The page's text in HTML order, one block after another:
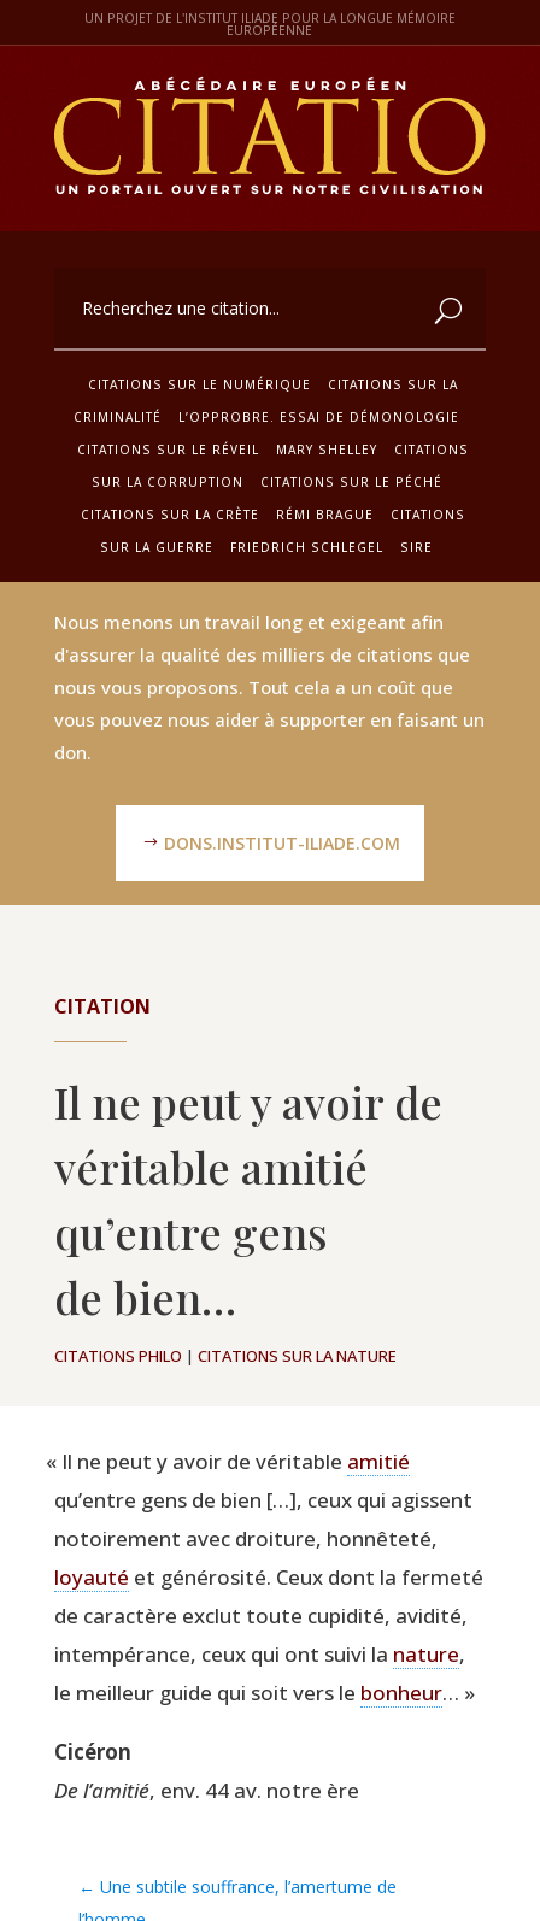
UN PROJET DE L'INSTITUT ILIADE POUR LA LONGUE MÉMOIRE
EUROPÉENNE
CITATIONS SUR LE NUMÉRIQUE
CITATIONS SUR LA
CRIMINALITÉ
L’OPPROBRE. ESSAI DE DÉMONOLOGIE
CITATIONS SUR LE RÉVEIL
MARY SHELLEY
CITATIONS
SUR LA CORRUPTION
CITATIONS SUR LE PÉCHÉ
CITATIONS SUR LA CRÈTE
RÉMI BRAGUE
CITATIONS
SUR LA GUERRE
FRIEDRICH SCHLEGEL SIRE
Nous menons un travail long et exigeant afin
d'assurer la qualité des milliers de citations que
nous vous proposons. Tout cela a un coût que
vous pouvez nous aider à supporter en faisant un
don.
DONS.INSTITUT-ILIADE.COM
CITATION
Il ne peut y avoir de
véritable amitié
qu’entre gens
de bien…
CITATIONS PHILO | CITATIONS SUR LA NATURE
« Il ne peut y avoir de véri­table ami­tié
qu’entre gens de bien […], ceux qui agissent
notoi­re­ment avec droi­ture, hon­nê­te­té,
loyau­té et géné­ro­si­té. Ceux dont la fer­me­té
de carac­tère exclut toute cupi­di­té, avi­di­té,
intem­pé­rance, ceux qui ont sui­vi la nature,
le meilleur guide qui soit vers le bon­heur… »
Cicé­ron
De l’amitié, env. 44 av. notre ère
← Une subtile souffrance, l’amertume de